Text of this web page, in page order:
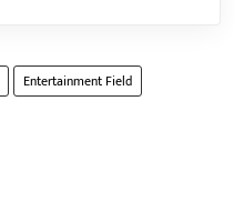
Entertainment Field